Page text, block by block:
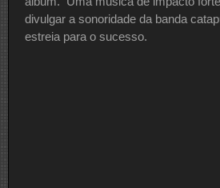
divulgar a sonoridade da banda
estreia para o sucesso.